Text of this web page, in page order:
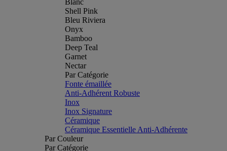
Blanc
Shell Pink
Bleu Riviera
Onyx
Bamboo
Deep Teal
Garnet
Nectar
Par Catégorie
Fonte émaillée
Anti-Adhérent Robuste
Inox
Inox Signature
Céramique
Céramique Essentielle Anti-Adhérente
Par Couleur
Par Catégorie